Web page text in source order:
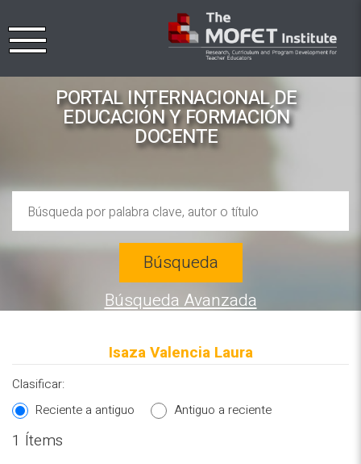
PORTAL INTERNACIONAL DE
EDUCACIÓN Y FORMACIÓN
DOCENTE
Búsqueda
Búsqueda Avanzada
Isaza Valencia Laura
Clasificar:
Reciente a antiguo
Antiguo a reciente
1 Ítems